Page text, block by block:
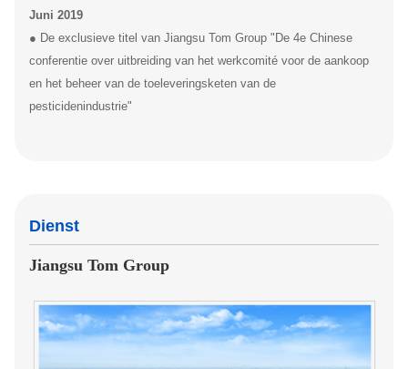
Juni 2019
● De exclusieve titel van Jiangsu Tom Group "De 4e Chinese
conferentie over uitbreiding van het werkcomité voor de aankoop
en het beheer van de toeleveringsketen van de
pesticidenindustrie"
Dienst
Jiangsu Tom Group